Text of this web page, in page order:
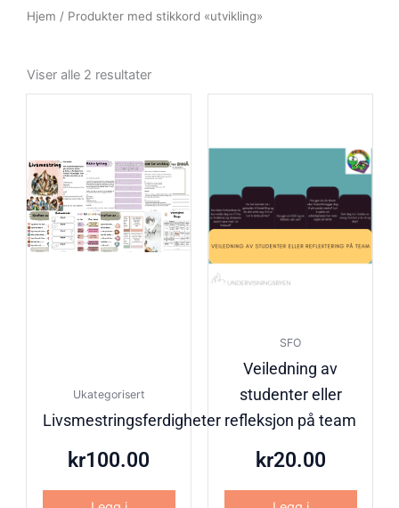
Hjem / Produkter med stikkord «utvikling»
Viser alle 2 resultateretter
Ukategorisert
Livsmestringsferdigheter
kr100.00
SFO
Veiledning av
studenter eller
refleksjon på team
kr20.00